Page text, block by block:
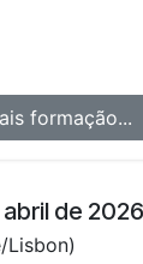
formação...
de 2026
Lisbon)